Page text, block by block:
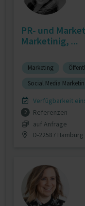
PR- und
Marketinig, ...
Marketing
Social Media
Verfügbarkeit
2
Referenzen
auf Anfrage
D-22587 Hamburg